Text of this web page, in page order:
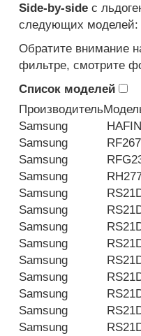
Side-by-side с
следующих моделей:
Обратите внимание
фильтре, смотрите
Список моделей
Производитель
Samsung
Samsung
Samsung
Samsung
Samsung
Samsung
Samsung
Samsung
Samsung
Samsung
Samsung
Samsung
Samsung